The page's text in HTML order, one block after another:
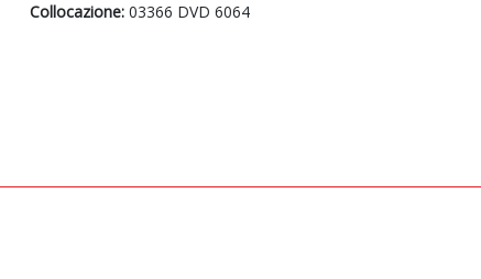
Collocazione: 03366 DVD 6064